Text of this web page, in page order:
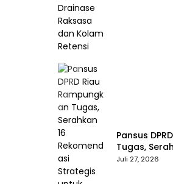
Pansus
Tugas,
Juli 27, 2026